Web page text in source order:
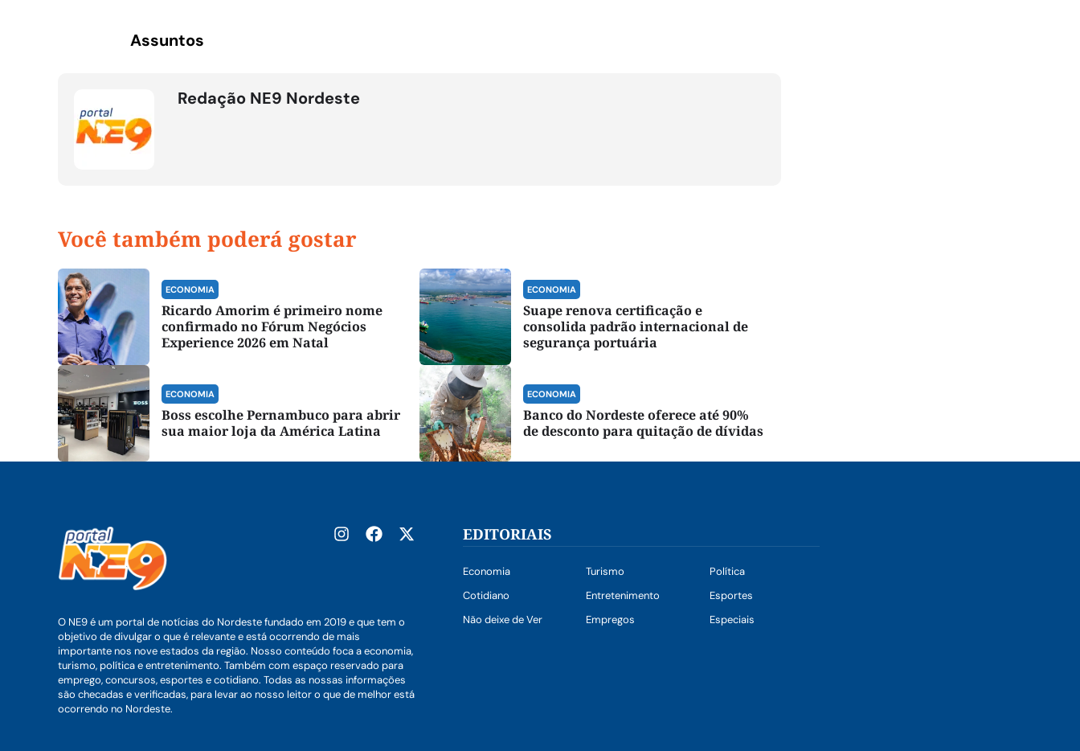
Assuntos
Redação NE9 Nordeste
Você também poderá gostar
ECONOMIA
Ricardo Amorim é primeiro nome
confirmado no Fórum Negócios
Experience 2026 em Natal
ECONOMIA
Suape renova certificação e
consolida padrão internacional de
segurança portuária
ECONOMIA
Boss escolhe Pernambuco para abrir
sua maior loja da América Latina
ECONOMIA
Banco do Nordeste oferece até 90%
de desconto para quitação de dívidas
O NE9 é um portal de notícias do Nordeste fundado em 2019 e que tem o
objetivo de divulgar o que é relevante e está ocorrendo de mais
importante nos nove estados da região. Nosso conteúdo foca a economia,
turismo, política e entretenimento. Também com espaço reservado para
emprego, concursos, esportes e cotidiano. Todas as nossas informações
são checadas e verificadas, para levar ao nosso leitor o que de melhor está
ocorrendo no Nordeste.
EDITORIAIS
Economia Turismo
Política
Cotidiano
Entretenimento
Esportes
Não deixe de Ver
Empregos Especiais